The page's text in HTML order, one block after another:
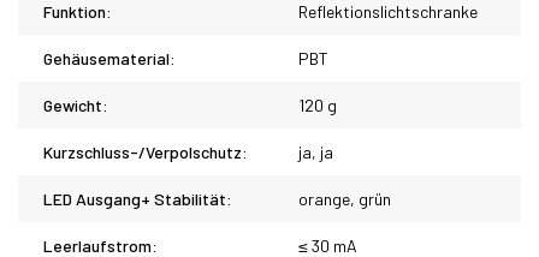
Funktion: Reflektionslichtschranke
Gehäusematerial: PBT
Gewicht: 120 g
Kurzschluss-/Verpolschutz: ja, ja
LED Ausgang+ Stabilität: orange, grün
Leerlaufstrom: ≤ 30 mA